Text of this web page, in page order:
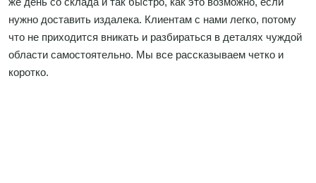
нужно доставить издалека. Клиентам с нами легко, потому
что не приходится вникать и разбираться в деталях чуждой
области самостоятельно. Мы все рассказываем четко и
коротко.